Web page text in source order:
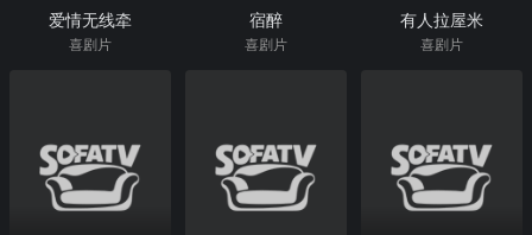
爱情无线牵
喜剧片
宿醉
喜剧片
有人拉屋米
喜剧片